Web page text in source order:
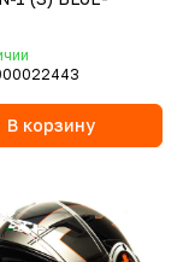
В корзину